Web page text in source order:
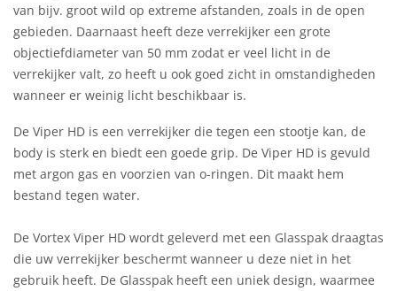
van bijv. groot wild op extreme afstanden, zoals in de open
gebieden. Daarnaast heeft deze verrekijker een grote
objectiefdiameter van 50 mm zodat er veel licht in de
verrekijker valt, zo heeft u ook goed zicht in omstandigheden
wanneer er weinig licht beschikbaar is.
De Viper HD is een verrekijker die tegen een stootje kan, de
body is sterk en biedt een goede grip. De Viper HD is gevuld
met argon gas en voorzien van o-ringen. Dit maakt hem
bestand tegen water.
De Vortex Viper HD wordt geleverd met een Glasspak draagtas
die uw verrekijker beschermt wanneer u deze niet in het
gebruik heeft. De Glasspak heeft een uniek design, waarmee